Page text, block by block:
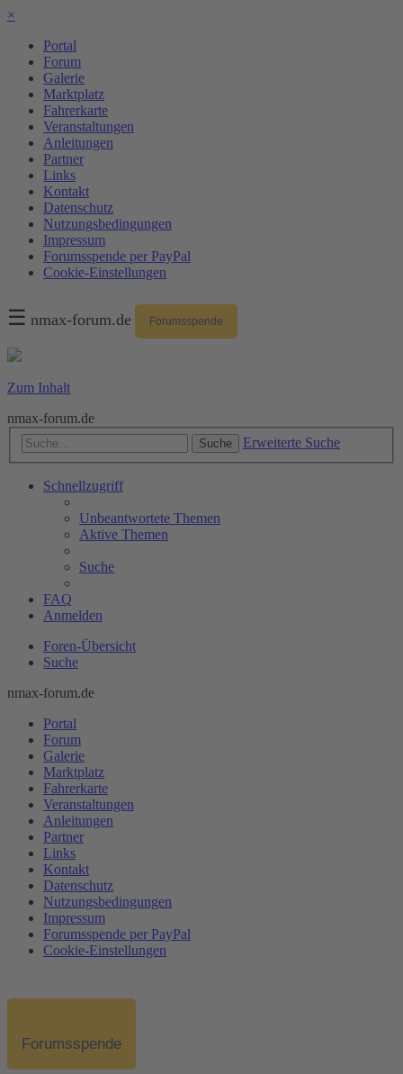
×
Portal
Forum
Galerie
Marktplatz
Fahrerkarte
Veranstaltungen
Anleitungen
Partner
Links
Kontakt
Datenschutz
Nutzungsbedingungen
Impressum
Forumsspende per PayPal
Cookie-Einstellungen
☰ nmax-forum.de Forumsspende
Zum Inhalt
nmax-forum.de
Suche Erweiterte Suche
Schnellzugriff
Unbeantwortete Themen
Aktive Themen
Suche
FAQ
Anmelden
Foren-Übersicht
Suche
nmax-forum.de
Portal
Forum
Galerie
Marktplatz
Fahrerkarte
Veranstaltungen
Anleitungen
Partner
Links
Kontakt
Datenschutz
Nutzungsbedingungen
Impressum
Forumsspende per PayPal
Cookie-Einstellungen
Forumsspende